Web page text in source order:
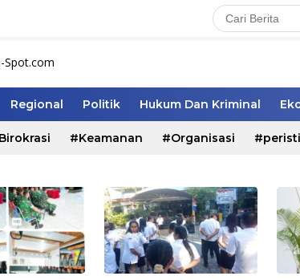
Regional Politik Hukum Dan Kriminal
#Keamanan #Organisasi